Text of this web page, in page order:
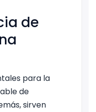
de
para la
de
sirven